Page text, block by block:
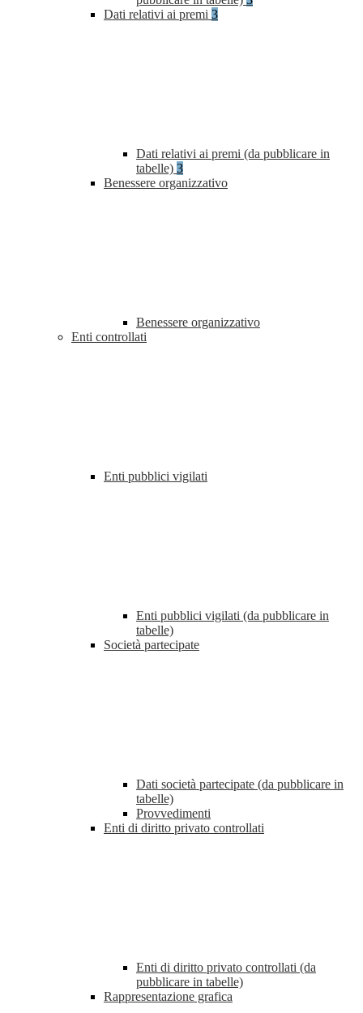
Dati relativi ai premi 3
Dati relativi ai premi (da pubblicare in
tabelle) 3
Benessere organizzativo
Benessere organizzativo
Enti controllati
Enti pubblici vigilati
Enti pubblici vigilati (da pubblicare in
tabelle)
Società partecipate
Dati società partecipate (da pubblicare in
tabelle)
Provvedimenti
Enti di diritto privato controllati
Enti di diritto privato controllati (da
pubblicare in tabelle)
Rappresentazione grafica